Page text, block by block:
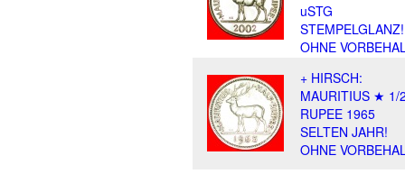
uSTG
STEMPELGLANZ!
OHNE
+ HIRSCH:
MAURITIUS ★ 1/
RUPEE 1965
SELTEN JAHR!
OHNE